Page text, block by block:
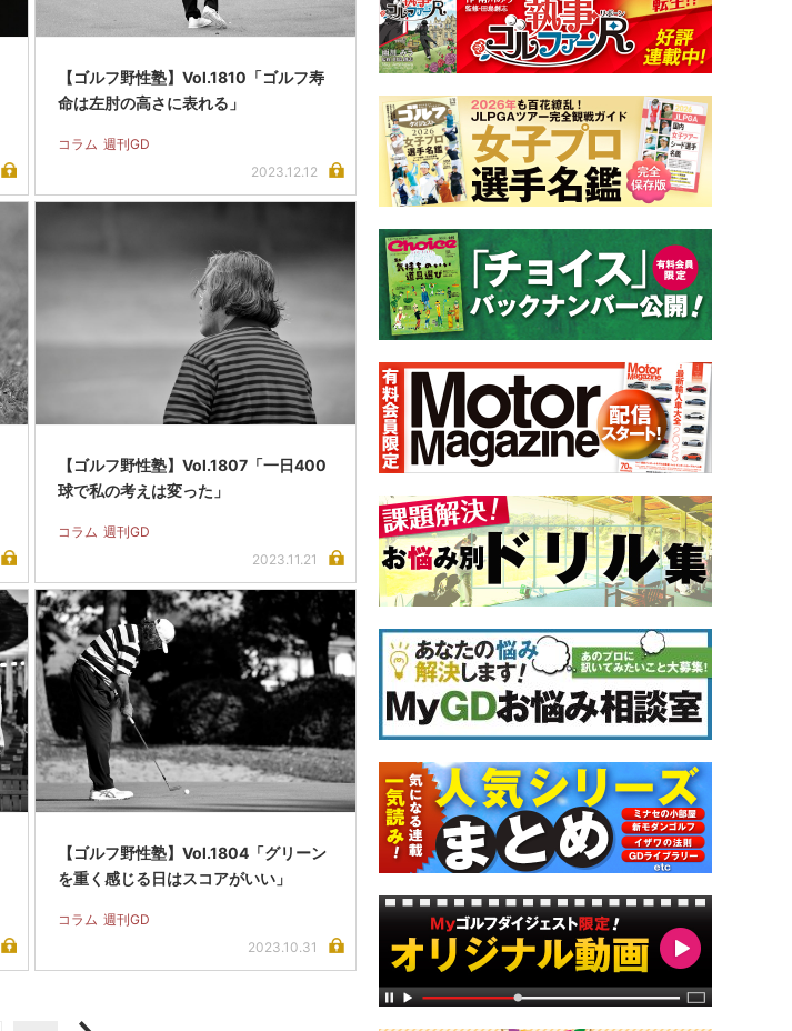
【ゴルフ野性塾】Vol.1810「ゴルフ寿
命は左肘の高さに表れる」
コラム 週刊GD
2023.12.12
【ゴルフ野性塾】Vol.1807「一日400
球で私の考えは変った」
コラム 週刊GD
2023.11.21
【ゴルフ野性塾】Vol.1804「グリーン
を重く感じる日はスコアがいい」
コラム 週刊GD
2023.10.31